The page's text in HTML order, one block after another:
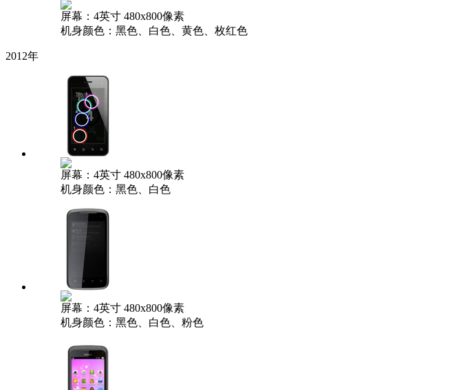
屏幕：4英寸 480x800像素
机身颜色：黑色、白色、黄色、枚红色
2012年
屏幕：4英寸 480x800像素
机身颜色：黑色、白色
屏幕：4英寸 480x800像素
机身颜色：黑色、白色、粉色